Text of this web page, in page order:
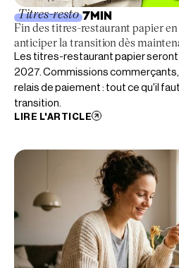
Titres-resto 7MIN
Fin des titres-restaurant papier
anticiper la transition dès
Les titres-restaurant papier seront
2027. Commissions
relais de paiement : tout ce qu'il
transition.
LIRE L'ARTICLE